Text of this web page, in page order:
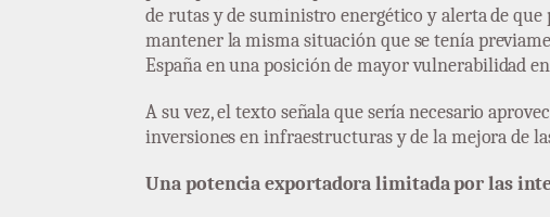
de rutas y de suministro energético y alerta de
mantener la misma situación que se tenía
España en una posición de mayor vulnerabilidad
A su vez, el texto señala que sería necesario
inversiones en infraestructuras y de la mejora de
Una potencia exportadora limitada por las